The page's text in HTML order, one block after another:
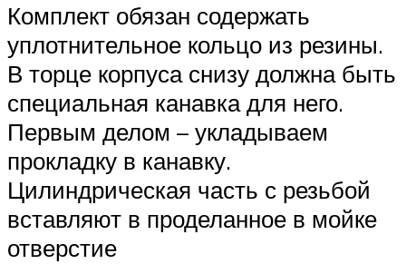
Комплект обязан содержать
уплотнительное кольцо из резины.
В торце корпуса снизу должна быть
специальная канавка для него.
Первым делом – укладываем
прокладку в канавку.
Цилиндрическая часть с резьбой
вставляют в проделанное в мойке
отверстие